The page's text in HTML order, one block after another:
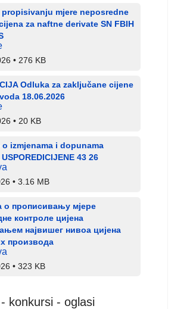
mjere neposredne
za naftne derivate SN FBIH
276 KB
Odluka za zaključane cijene
18.06.2026
20 KB
izmjenama i dopunama
43 26
3.16 MB
о прописивању мјере
контроле цијена
највишег нивоа цијена
производа
323 KB
konkursi - oglasi